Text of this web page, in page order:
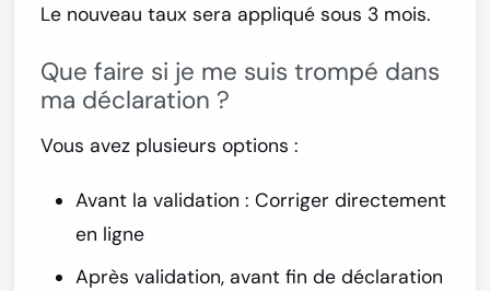
Le nouveau taux sera appliqué sous 3 mois.
Que faire si je me suis trompé dans
ma déclaration ?
Vous avez plusieurs options :
Avant la validation : Corriger directement
en ligne
Après validation, avant fin de déclaration